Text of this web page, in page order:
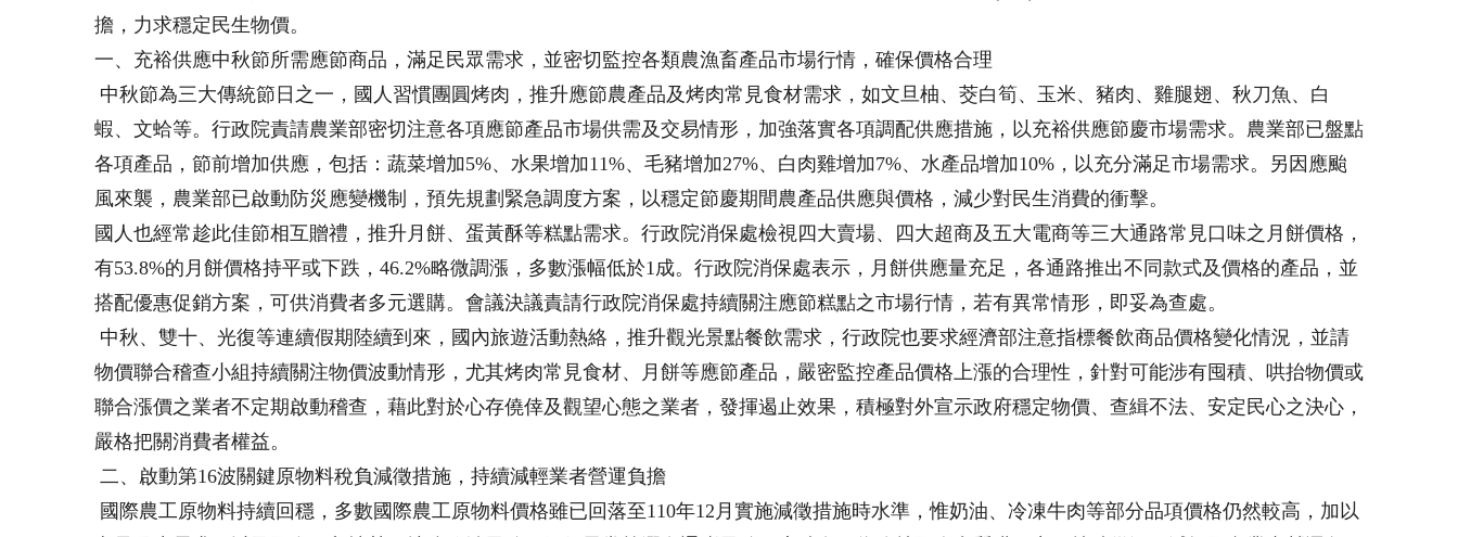
擔，力求穩定民生物價。
一、充裕供應中秋節所需應節商品，滿足民眾需求，並密切監控各類農漁畜產品市場行情，確保價格合理
中秋節為三大傳統節日之一，國人習慣團圓烤肉，推升應節農產品及烤肉常見食材需求，如文旦柚、茭白筍、玉米、豬肉、雞腿翅、秋刀魚、白
蝦、文蛤等。行政院責請農業部密切注意各項應節產品市場供需及交易情形，加強落實各項調配供應措施，以充裕供應節慶市場需求。農業部已盤點
各項產品，節前增加供應，包括：蔬菜增加5%、水果增加11%、毛豬增加27%、白肉雞增加7%、水產品增加10%，以充分滿足市場需求。另因應颱
風來襲，農業部已啟動防災應變機制，預先規劃緊急調度方案，以穩定節慶期間農產品供應與價格，減少對民生消費的衝擊。
國人也經常趁此佳節相互贈禮，推升月餅、蛋黃酥等糕點需求。行政院消保處檢視四大賣場、四大超商及五大電商等三大通路常見口味之月餅價格，
有53.8%的月餅價格持平或下跌，46.2%略微調漲，多數漲幅低於1成。行政院消保處表示，月餅供應量充足，各通路推出不同款式及價格的產品，並
搭配優惠促銷方案，可供消費者多元選購。會議決議責請行政院消保處持續關注應節糕點之市場行情，若有異常情形，即妥為查處。
中秋、雙十、光復等連續假期陸續到來，國內旅遊活動熱絡，推升觀光景點餐飲需求，行政院也要求經濟部注意指標餐飲商品價格變化情況，並請
物價聯合稽查小組持續關注物價波動情形，尤其烤肉常見食材、月餅等應節產品，嚴密監控產品價格上漲的合理性，針對可能涉有囤積、哄抬物價或
聯合漲價之業者不定期啟動稽查，藉此對於心存僥倖及觀望心態之業者，發揮遏止效果，積極對外宣示政府穩定物價、查緝不法、安定民心之決心，
嚴格把關消費者權益。
二、啟動第16波關鍵原物料稅負減徵措施，持續減輕業者營運負擔
國際農工原物料持續回穩，多數國際農工原物料價格雖已回落至110年12月實施減徵措施時水準，惟奶油、冷凍牛肉等部分品項價格仍然較高，加以